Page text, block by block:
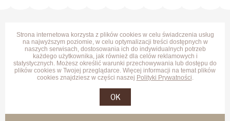
Strona internetowa korzysta z plików cookies w celu świadczenia usług
na najwyższym poziomie, w celu optymalizacji treści dostępnych w
naszych serwisach, dostosowania ich do indywidualnych potrzeb
każdego użytkownika, jak również dla celów reklamowych i
statystycznych. Możesz określić warunki przechowywania lub dostępu do
plików cookies w Twojej przeglądarce. Więcej informacji na temat plików
cookies znajdziesz w części naszej Polityki Prywatności
OK